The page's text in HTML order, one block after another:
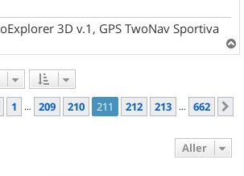
3D v.1, GPS TwoNav Sportiva
a
211 sur662
Précédent
1 … 209 210 211 212 213 … 662
Aller